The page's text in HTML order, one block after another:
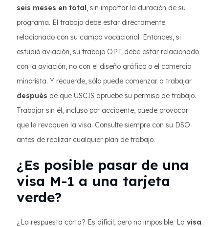
seis meses en total, sin importar la duración de su
programa. El trabajo debe estar directamente
relacionado con su campo vocacional. Entonces, si
estudió aviación, su trabajo OPT debe estar relacionado
con la aviación, no con el diseño gráfico o el comercio
minorista. Y recuerde, sólo puede comenzar a trabajar
después de que USCIS apruebe su permiso de trabajo.
Trabajar sin él, incluso por accidente, puede provocar
que le revoquen la visa. Consulte siempre con su DSO
antes de realizar cualquier plan de trabajo.
¿Es posible pasar de una
visa M-1 a una tarjeta
verde?
¿La respuesta corta? Es difícil, pero no imposible. La visa